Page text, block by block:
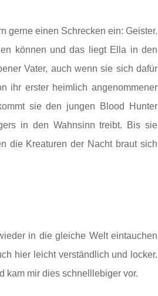
gerne einen Schrecken ein: Geister.
können und das liegt Ella in den
Vater, auch wenn sie sich dafür
ihr erster heimlich angenommener
sie den jungen Blood Hunter
in den Wahnsinn treibt. Bis sie
die Kreaturen der Nacht braut sich
in die gleiche Welt eintauchen
hier leicht verständlich und locker.
kam mir dies schnelllebiger vor.